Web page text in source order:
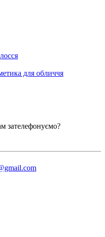
для обличчя
зателефонуємо?